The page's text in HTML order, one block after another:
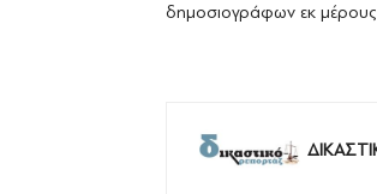
δημοσιογράφων εκ μέρους